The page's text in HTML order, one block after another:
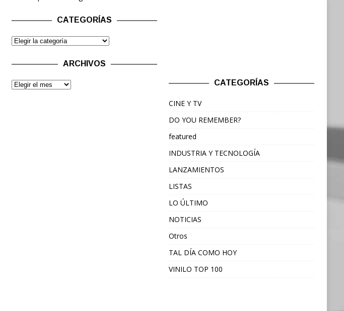
CATEGORÍAS
ARCHIVOS
CATEGORÍAS
CINE Y TV
DO YOU REMEMBER?
featured
INDUSTRIA Y TECNOLOGÍA
LANZAMIENTOS
LISTAS
LO ÚLTIMO
NOTICIAS
Otros
TAL DÍA COMO HOY
VINILO TOP 100